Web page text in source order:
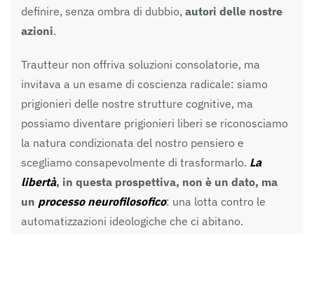
definire, senza ombra di dubbio, autori delle nostre
azioni.
Trautteur non offriva soluzioni consolatorie, ma
invitava a un esame di coscienza radicale: siamo
prigionieri delle nostre strutture cognitive, ma
possiamo diventare prigionieri liberi se riconosciamo
la natura condizionata del nostro pensiero e
scegliamo consapevolmente di trasformarlo. La
libertà, in questa prospettiva, non è un dato, ma
un processo neurofilosofico: una lotta contro le
automatizzazioni ideologiche che ci abitano.